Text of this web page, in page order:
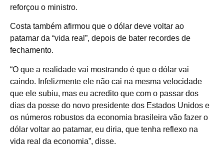
reforçou o ministro.
Costa também afirmou que o dólar deve voltar ao
patamar da “vida real”, depois de bater recordes de
fechamento.
“O que a realidade vai mostrando é que o dólar vai
caindo. Infelizmente ele não cai na mesma velocidade
que ele subiu, mas eu acredito que com o passar dos
dias da posse do novo presidente dos Estados Unidos e
os números robustos da economia brasileira vão fazer o
dólar voltar ao patamar, eu diria, que tenha reflexo na
vida real da economia”, disse.